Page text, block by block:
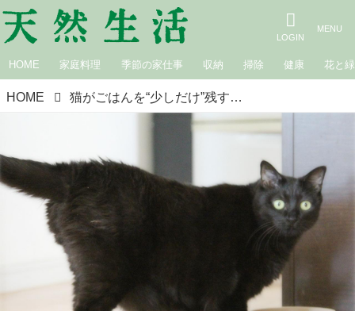
HOME 家庭料理 季節の家仕事 収納 掃除 健康 花と緑
HOME 猫がごはんを“少しだけ”残すのはなぜ？まだ残っているのに「補充してください」愛おしいわがままから見えた食へのこだわり｜生きづらい世界で、猫が教えてくれたこと／咲セリ